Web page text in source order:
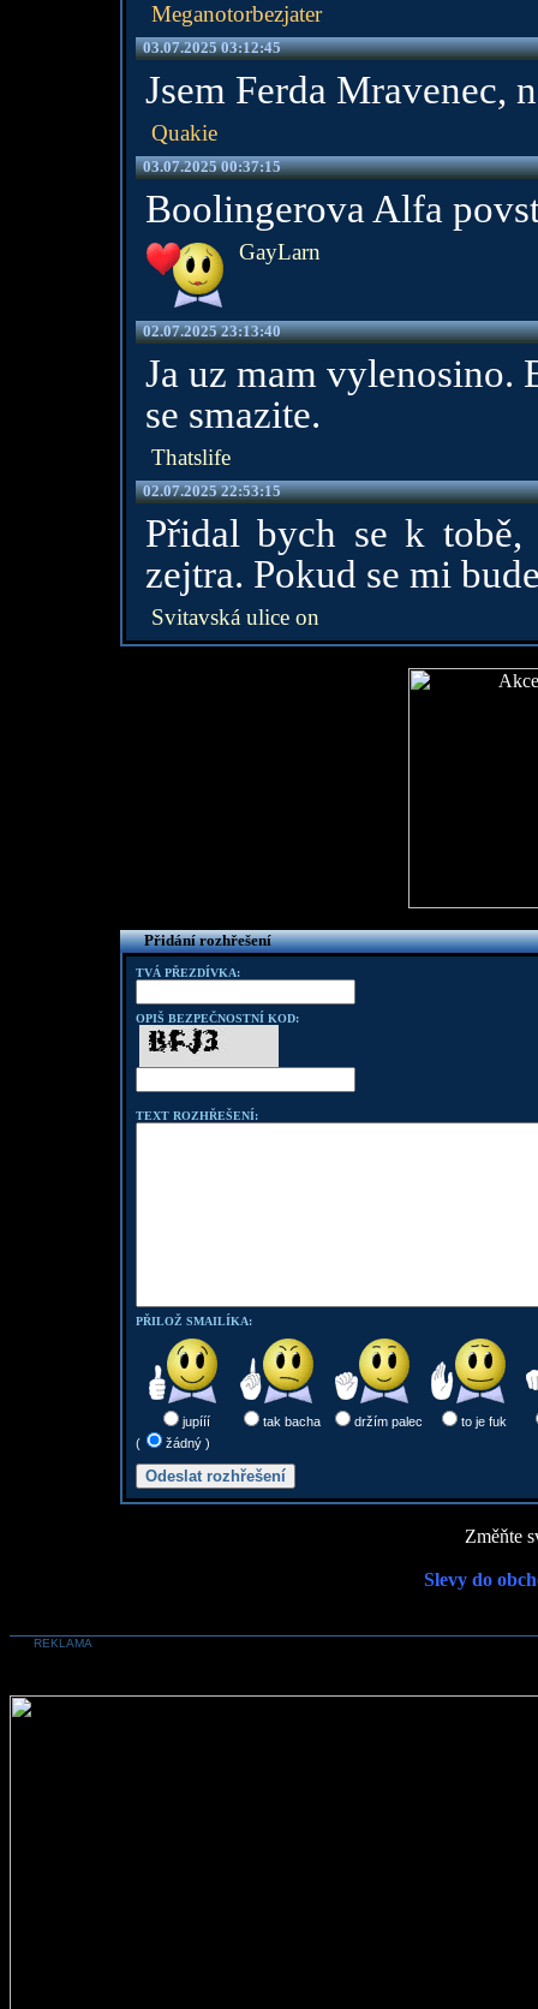
Meganotorbezjater
03.07.2025 03:12:45
Jsem Ferda Mravenec,
Quakie
03.07.2025 00:37:15
Boolingerova Alfa
GayLarn
02.07.2025 23:13:40
Ja uz mam vylenosino.
se smazite.
Thatslife
02.07.2025 22:53:15
Přidal bych se k
zejtra. Pokud se mi
Svitavská ulice on
Přidání rozhřešení
TVÁ PŘEZDÍVKA:
OPIŠ BEZPEČNOSTNÍ KOD:
TEXT ROZHŘEŠENÍ:
PŘILOŽ SMAILÍKA:
jupííí tak bacha držím palec
to je fuk
(
žádný )
Změňte
Slevy do
REKLAMA